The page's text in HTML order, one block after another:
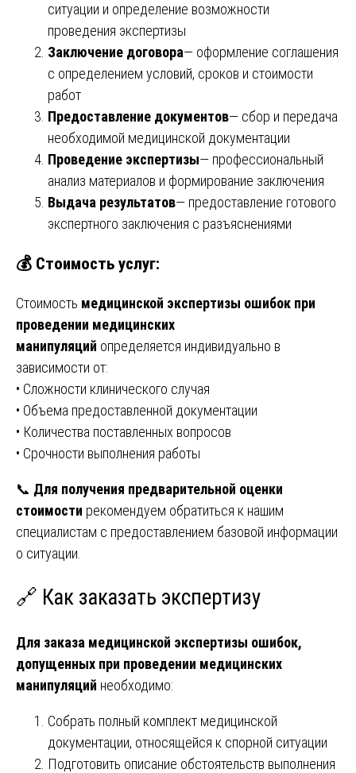
ситуации и определение возможности
проведения экспертизы
Заключение договора— оформление соглашения
с определением условий, сроков и стоимости
работ
Предоставление документов— сбор и передача
необходимой медицинской документации
Проведение экспертизы— профессиональный
анализ материалов и формирование заключения
Выдача результатов— предоставление готового
экспертного заключения с разъяснениями
💰 Стоимость услуг:
Стоимость медицинской экспертизы ошибок при
проведении медицинских
манипуляций определяется индивидуально в
зависимости от:
• Сложности клинического случая
• Объема предоставленной документации
• Количества поставленных вопросов
• Срочности выполнения работы
📞 Для получения предварительной оценки
стоимости рекомендуем обратиться к нашим
специалистам с предоставлением базовой информации
о ситуации.
🔗 Как заказать экспертизу
Для заказа медицинской экспертизы ошибок,
допущенных при проведении медицинских
манипуляций необходимо:
Собрать полный комплект медицинской
документации, относящейся к спорной ситуации
Подготовить описание обстоятельств выполнения